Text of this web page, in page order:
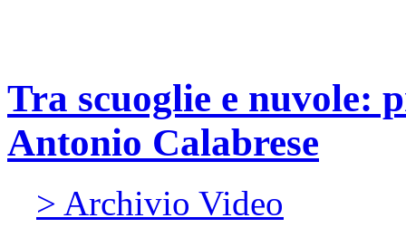
Tra scuoglie e nuvole:
Antonio Calabrese
> Archivio Video